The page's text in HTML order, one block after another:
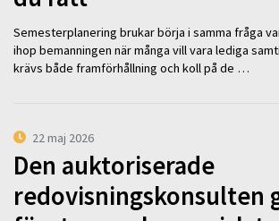
Semesterplanering brukar börja i samma fråga
ihop bemanningen när många vill vara lediga
krävs både framförhållning och koll på de …
22 maj 2026
Den auktoriserade
redovisningskonsulten